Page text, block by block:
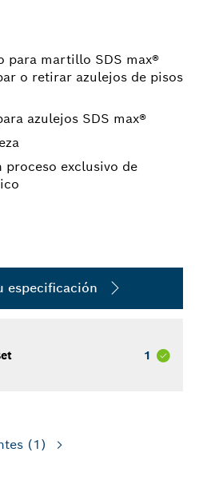
para martillo SDS max®
o retirar azulejos de pisos
azulejos SDS max®
proceso exclusivo de
especificación
1
(1)